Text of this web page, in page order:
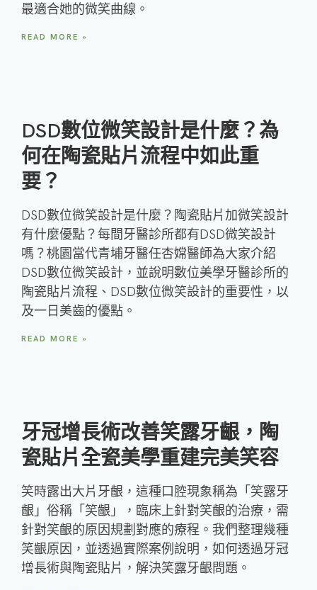
最適合她的微笑曲線。
READ MORE »
DSD數位微笑設計是什麼？為
何在陶瓷貼片流程中如此重
要？
DSD數位微笑設計是什麼？陶瓷貼片加微笑設計
有什麼優點？每間牙醫診所都有DSD微笑設計
嗎？桃園當代青埔牙醫任杏嫦醫師為大家介紹
DSD數位微笑設計，並說明數位美學牙醫診所的
陶瓷貼片流程、DSD數位微笑設計的重要性，以
及一日美齒的優點。
READ MORE »
牙冠增長術改善笑露牙齦，陶
瓷貼片全瓷美學重建完美笑容
笑時露出大片牙齦，這種口腔現象稱為「笑露牙
齦」俗稱「笑齦」，臨床上針對笑齦的治療，需
針對笑齦的原因規劃對應的療程。我們整理幾種
笑齦原因，並透過實際案例說明，如何透過牙冠
增長術與陶瓷貼片，解決笑露牙齦問題。